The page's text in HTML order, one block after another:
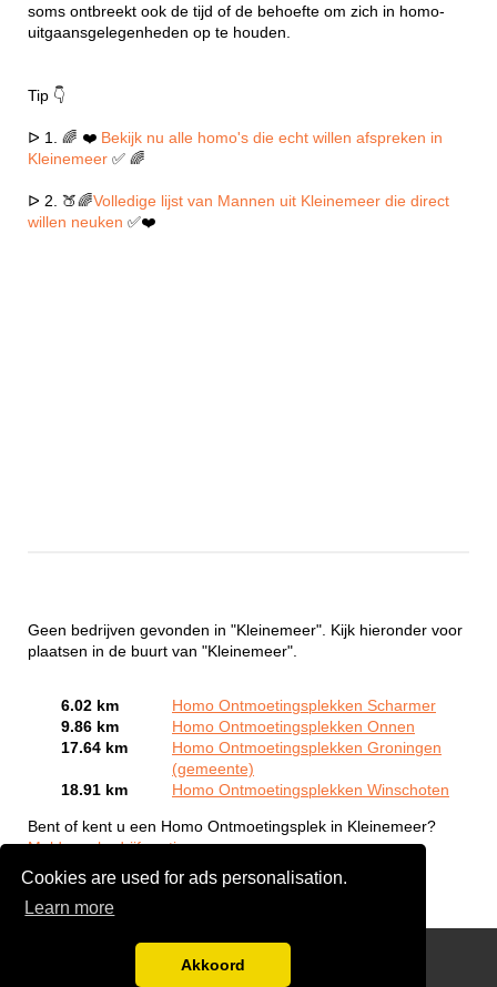
Cookies are used for ads personalisation.
Learn more
Akkoord
soms ontbreekt ook de tijd of de behoefte om zich in homo-
uitgaansgelegenheden op te houden.
Tip 👇
ᐅ 1. 🌈 ❤️ Bekijk nu alle homo's die echt willen afspreken in
Kleinemeer ✅ 🌈
ᐅ 2. 🍑🌈Volledige lijst van Mannen uit Kleinemeer die direct
willen neuken ✅❤️
Geen bedrijven gevonden in "Kleinemeer". Kijk hieronder voor
plaatsen in de buurt van "Kleinemeer".
6.02 km
Homo Ontmoetingsplekken Scharmer
9.86 km
Homo Ontmoetingsplekken Onnen
17.64 km
Homo Ontmoetingsplekken Groningen
(gemeente)
18.91 km
Homo Ontmoetingsplekken Winschoten
Bent of kent u een Homo Ontmoetingsplek in Kleinemeer?
Meld een bedrijf gratis aan